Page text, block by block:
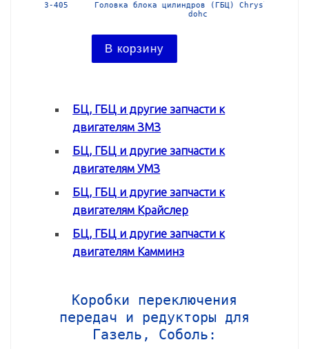
Головка блока цилиндров (ГБЦ) Chrysler 2,4l
В корзину
БЦ, ГБЦ и другие запчасти к
двигателям ЗМЗ
БЦ, ГБЦ и другие запчасти к
двигателям УМЗ
БЦ, ГБЦ и другие запчасти к
двигателям Крайслер
БЦ, ГБЦ и другие запчасти к
двигателям Камминз
Коробки переключения
передач и редукторы для
Газель, Соболь: